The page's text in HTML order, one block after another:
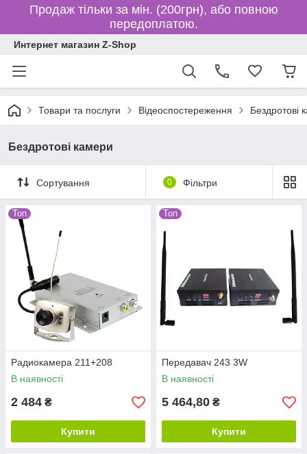
Продаж тільки за мін. (200грн), або повною
передоплатою.
Интернет магазин Z-Shop
Товари та послуги Відеоспостереження Бездротові
Бездротові камери
Сортування 0 Фільтри
Топ
Радиокамера 211+208
В наявності
2 484 ₴
Купити
Топ
Передавач 243 3W
В наявності
5 464,80 ₴
Купити